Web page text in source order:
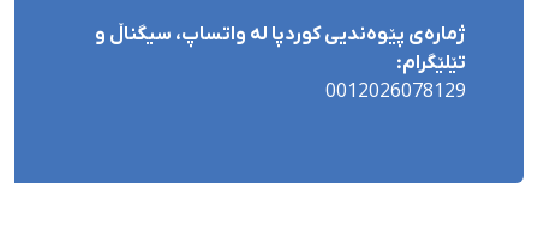
ژمارەی پێوەندیی کوردپا لە واتساپ، سیگناڵ و
تێلێگرام:
0012026078129